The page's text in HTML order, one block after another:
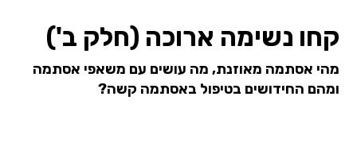
קחו נשימה ארוכה (חלק ב')
מהי אסתמה מאוזנת, מה עושים עם משאפי אסתמה
ומהם החידושים בטיפול באסתמה קשה?